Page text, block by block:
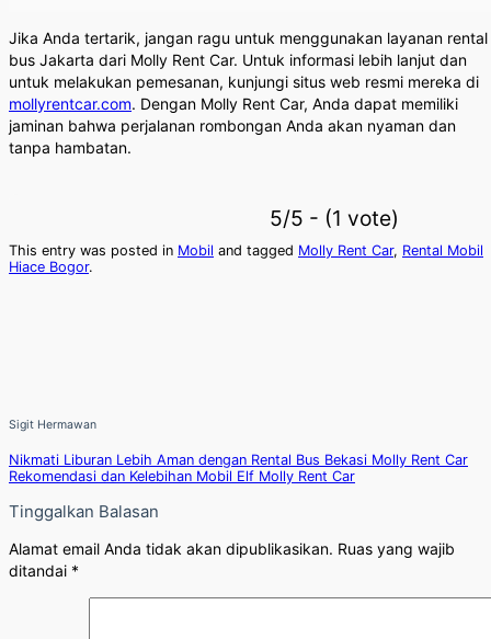
Jika Anda tertarik, jangan ragu untuk menggunakan layanan rental
bus Jakarta dari Molly Rent Car. Untuk informasi lebih lanjut dan
untuk melakukan pemesanan, kunjungi situs web resmi mereka di
mollyrentcar.com. Dengan Molly Rent Car, Anda dapat memiliki
jaminan bahwa perjalanan rombongan Anda akan nyaman dan
tanpa hambatan.
5/5 - (1 vote)
This entry was posted in Mobil and tagged Molly Rent Car, Rental Mobil
Hiace Bogor.
Sigit Hermawan
Nikmati Liburan Lebih Aman dengan Rental Bus Bekasi Molly Rent Car
Rekomendasi dan Kelebihan Mobil Elf Molly Rent Car
Tinggalkan Balasan
Alamat email Anda tidak akan dipublikasikan. Ruas yang wajib
ditandai *